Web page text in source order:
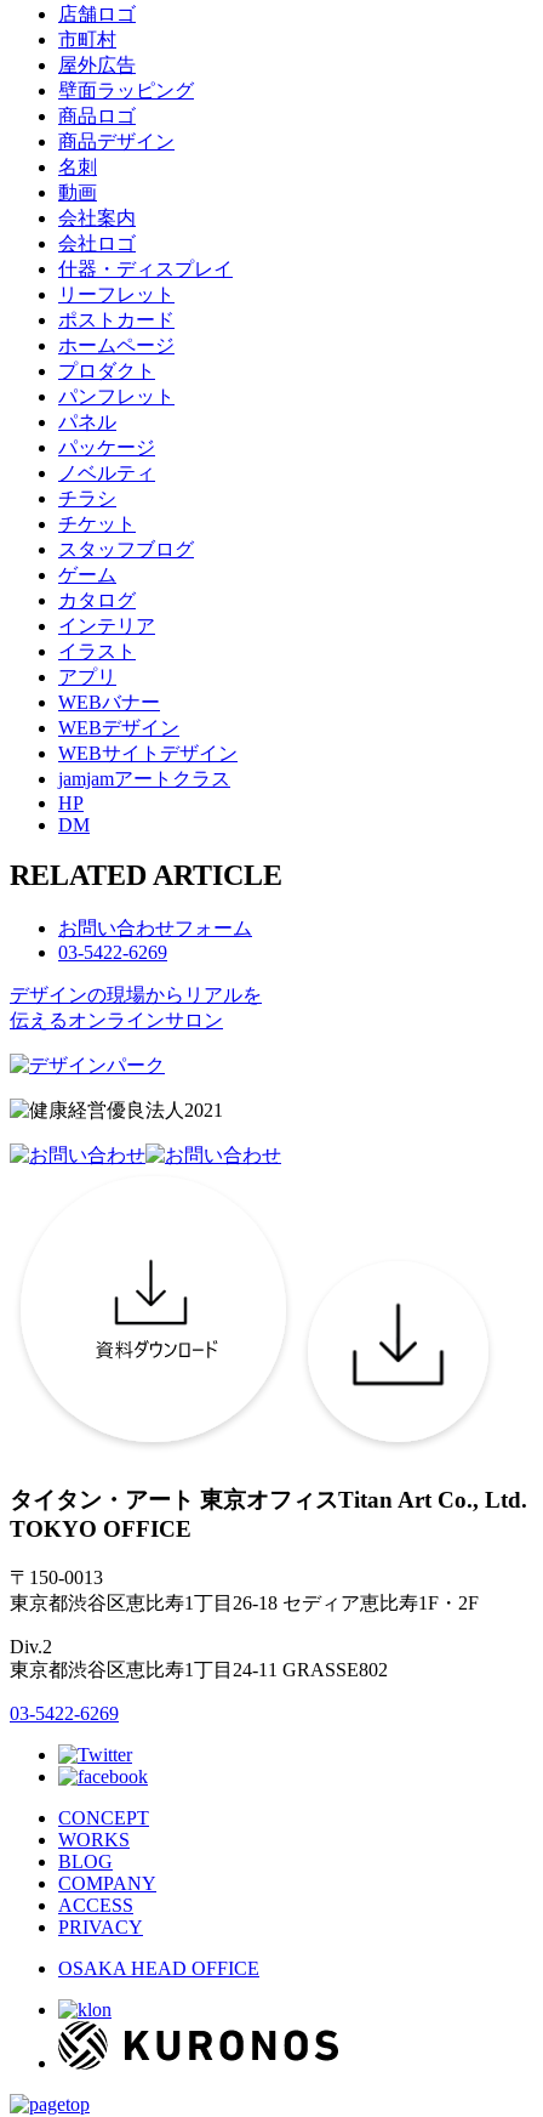
店舗ロゴ
市町村
屋外広告
壁面ラッピング
商品ロゴ
商品デザイン
名刺
動画
会社案内
会社ロゴ
什器・ディスプレイ
リーフレット
ポストカード
ホームページ
プロダクト
パンフレット
パネル
パッケージ
ノベルティ
チラシ
チケット
スタッフブログ
ゲーム
カタログ
インテリア
イラスト
アプリ
WEBバナー
WEBデザイン
WEBサイトデザイン
jamjamアートクラス
HP
DM
RELATED ARTICLE
お問い合わせフォーム
03-5422-6269
デザインの現場からリアルを
伝えるオンラインサロン
タイタン・アート 東京オフィスTitan Art Co., Ltd.
TOKYO OFFICE
〒150-0013
東京都渋谷区恵比寿1丁目26-18 セディア恵比寿1F・2F
Div.2
東京都渋谷区恵比寿1丁目24-11 GRASSE802
03-5422-6269
CONCEPT
WORKS
BLOG
COMPANY
ACCESS
PRIVACY
OSAKA HEAD OFFICE